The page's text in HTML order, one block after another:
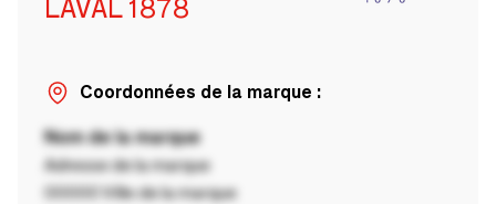
LAVAL 1878
Coordonnées de la marque :
Nom de la marque
Adresse de la marque
00000 Ville de la marque